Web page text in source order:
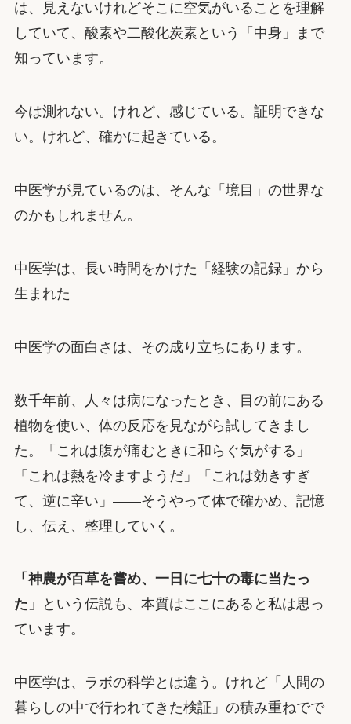
は、見えないけれどそこに空気がいることを理解
していて、酸素や二酸化炭素という「中身」まで
知っています。
今は測れない。けれど、感じている。証明できな
い。けれど、確かに起きている。
中医学が見ているのは、そんな「境目」の世界な
のかもしれません。
中医学は、長い時間をかけた「経験の記録」から
生まれた
中医学の面白さは、その成り立ちにあります。
数千年前、人々は病になったとき、目の前にある
植物を使い、体の反応を見ながら試してきまし
た。「これは腹が痛むときに和らぐ気がする」
「これは熱を冷ますようだ」「これは効きすぎ
て、逆に辛い」——そうやって体で確かめ、記憶
し、伝え、整理していく。
「神農が百草を嘗め、一日に七十の毒に当たっ
た」
という伝説も、本質はここにあると私は思っ
ています。
中医学は、ラボの科学とは違う。けれど「人間の
暮らしの中で行われてきた検証」の積み重ねでで